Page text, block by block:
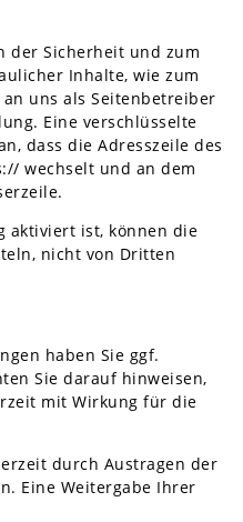
der Sicherheit und zum
Inhalte, wie zum
uns als Seitenbetreiber
Eine verschlüsselte
dass die Adresszeile des
wechselt und an dem
aktiviert ist, können die
nicht von Dritten
haben Sie ggf.
Sie darauf hinweisen,
mit Wirkung für die
durch Austragen der
Eine Weitergabe Ihrer